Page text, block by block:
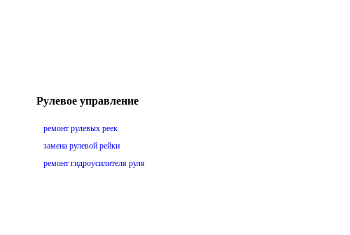
Рулевое управление
ремонт рулевых реек
замена рулевой рейки
ремонт гидроусилителя руля